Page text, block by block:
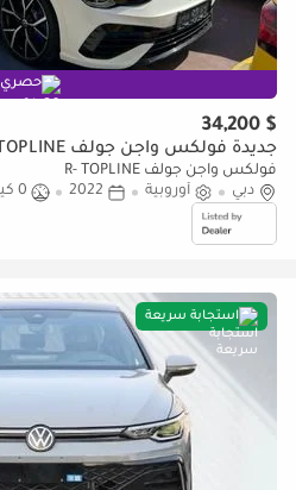
حصري
$ 34,200
جديدة فولكس واجن جولف R- TOPLINE
فولكس واجن جولف R- TOPLINE
دبي
أوروبية 2022
0 كيلومتر
استجابة سريعة